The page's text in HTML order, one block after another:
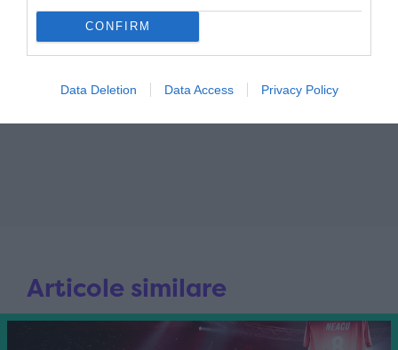
CONFIRM
Data Deletion Data Access Privacy Policy
Articole similare